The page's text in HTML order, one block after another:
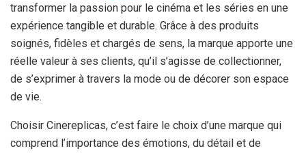
transformer la passion pour le cinéma et les séries en une
expérience tangible et durable. Grâce à des produits
soignés, fidèles et chargés de sens, la marque apporte une
réelle valeur à ses clients, qu’il s’agisse de collectionner,
de s’exprimer à travers la mode ou de décorer son espace
de vie.
Choisir Cinereplicas, c’est faire le choix d’une marque qui
comprend l’importance des émotions, du détail et de